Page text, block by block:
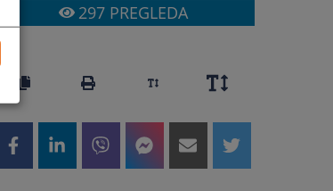
297PREGLEDA